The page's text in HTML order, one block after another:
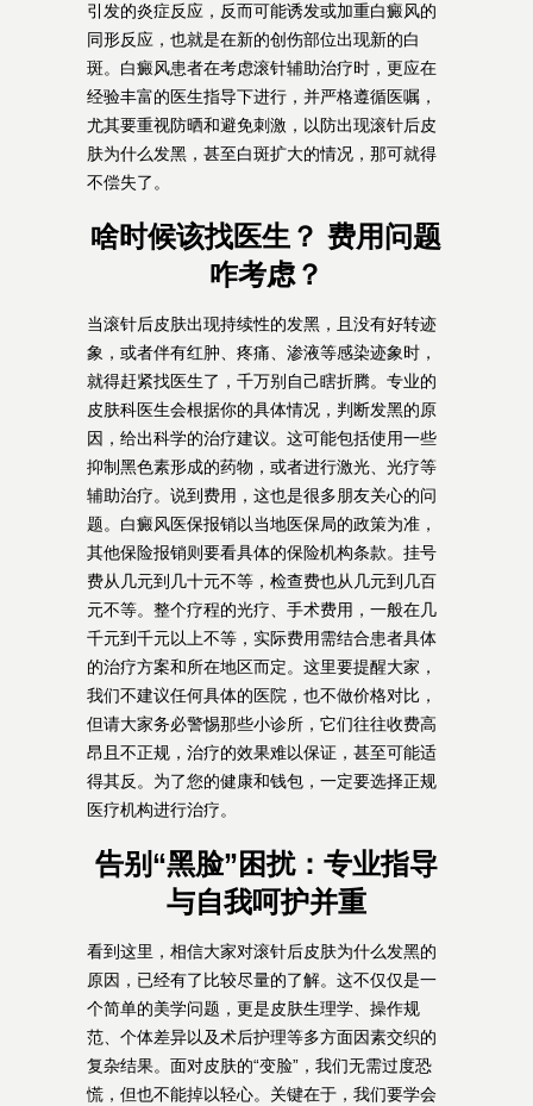
引发的炎症反应，反而可能诱发或加重白癜风的
同形反应，也就是在新的创伤部位出现新的白
斑。白癜风患者在考虑滚针辅助治疗时，更应在
经验丰富的医生指导下进行，并严格遵循医嘱，
尤其要重视防晒和避免刺激，以防出现滚针后皮
肤为什么发黑，甚至白斑扩大的情况，那可就得
不偿失了。
啥时候该找医生？ 费用问题
咋考虑？
当滚针后皮肤出现持续性的发黑，且没有好转迹
象，或者伴有红肿、疼痛、渗液等感染迹象时，
就得赶紧找医生了，千万别自己瞎折腾。专业的
皮肤科医生会根据你的具体情况，判断发黑的原
因，给出科学的治疗建议。这可能包括使用一些
抑制黑色素形成的药物，或者进行激光、光疗等
辅助治疗。说到费用，这也是很多朋友关心的问
题。白癜风医保报销以当地医保局的政策为准，
其他保险报销则要看具体的保险机构条款。挂号
费从几元到几十元不等，检查费也从几元到几百
元不等。整个疗程的光疗、手术费用，一般在几
千元到千元以上不等，实际费用需结合患者具体
的治疗方案和所在地区而定。这里要提醒大家，
我们不建议任何具体的医院，也不做价格对比，
但请大家务必警惕那些小诊所，它们往往收费高
昂且不正规，治疗的效果难以保证，甚至可能适
得其反。为了您的健康和钱包，一定要选择正规
医疗机构进行治疗。
告别“黑脸”困扰：专业指导
与自我呵护并重
看到这里，相信大家对滚针后皮肤为什么发黑的
原因，已经有了比较尽量的了解。这不仅仅是一
个简单的美学问题，更是皮肤生理学、操作规
范、个体差异以及术后护理等多方面因素交织的
复杂结果。面对皮肤的“变脸”，我们无需过度恐
慌，但也不能掉以轻心。关键在于，我们要学会